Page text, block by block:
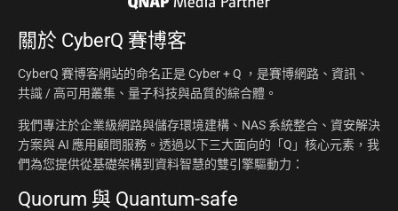
關於 CyberQ 賽博客
CyberQ 賽博客網站的命名正是 Cyber + Q ，是賽博網路、資訊、
共識 / 高可用叢集、量子科技與品質的綜合體。
我們專注於企業級網路與儲存環境建構、NAS 系統整合、資安解決
方案與 AI 應用顧問服務。透過以下三大面向的「Q」核心元素，我
們為您提供從基礎架構到資料智慧的雙引擎驅動力：
Quorum 與 Quantum-safe